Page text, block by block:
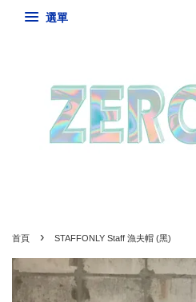
選單
首頁 › STAFFONLY Staff 漁夫帽 (黑)